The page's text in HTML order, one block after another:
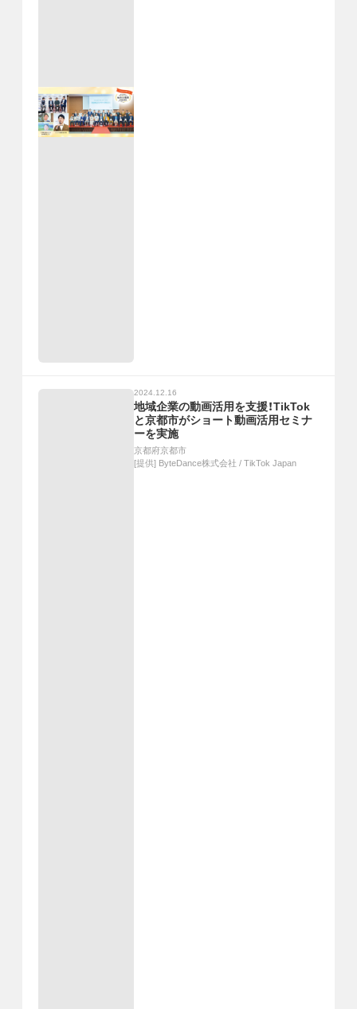
2024.12.16
地域企業の動画活用を支援！TikTok
と京都市がショート動画活用セミナ
ーを実施
京都府京都市
[提供] ByteDance株式会社 / TikTok Japan